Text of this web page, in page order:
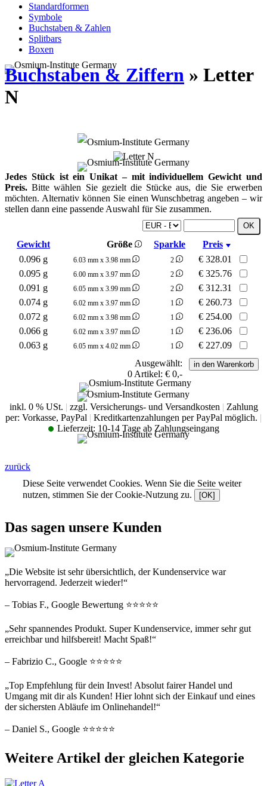
Standardformen
Symbole
Buchstaben & Zahlen
Splitbars
Boxen
Buchstaben & Ziffern » Letter
N
Jedes Stück ist ein Unikat – mit individuellem Gewicht und
Preis. Bitte wählen Sie gezielt die Stücke aus, die Sie erwerben
möchten. Alternativ können Sie einen Wunschbetrag angeben – wir
stellen dann eine passende Auswahl für Sie zusammen.
Gewicht Größe Sparkle
Preis
0.096 g
6.03 mm x 3.98 mm 2 € 328.01
0.095 g
6.00 mm x 3.97 mm 2 € 325.76
0.091 g
6.05 mm x 3.99 mm 2 € 312.31
0.074 g
6.02 mm x 3.97 mm 1 € 260.73
0.072 g
6.02 mm x 3.98 mm 1 € 254.00
0.066 g
6.02 mm x 3.97 mm 1 € 236.06
0.063 g
6.05 mm x 4.02 mm 1 € 227.09
Ausgewählt:
0 Artikel: € 0,-
inkl. 0 % USt. | zzgl. Versicherungs- und Versandkosten | Zahlung
per: Vorkasse, PayPal | Kreditkartenzahlungen per PayPal möglich. |
Lieferzeit: 10-14 Tage ab Zahlungseingang
zurück
Diese Seite verwendet Cookies. Wenn Sie die Seite weiter
nutzen, stimmen Sie der Cookie-Nutzung zu.
[OK]
Das sagen unsere Kunden
„Die Website ist sehr übersichtlich, der Kundenservice war
hervorragend. Jederzeit wieder!“
– Tobias F., Google Bewertung ⭐⭐⭐⭐⭐
„Sehr spannendes Produkt. Super Kundenservice, immer sehr gut
erreichbar und hilfsbereit! Macht Spaß!“
– Fabrizio C., Google ⭐⭐⭐⭐⭐
„Top Empfehlung für dein Invest! Absolut fairer Handel und
Umgang mit dir als Kunden! Hier lohnt sich der Einkauf und eines
der sichersten Abläufe im Onlinehandel!“
– Daniel S., Google ⭐⭐⭐⭐⭐
Weitere Artikel der gleichen Kategorie